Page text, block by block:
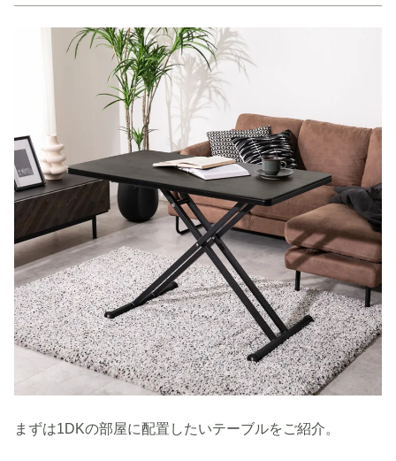
まずは1DKの部屋に配置したいテーブルをご紹介。